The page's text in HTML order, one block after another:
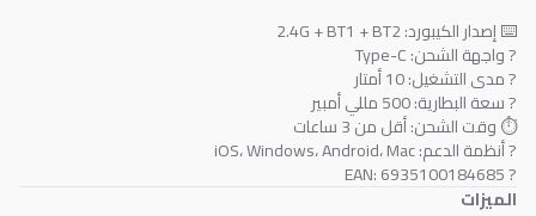
⌨️ إصدار الكيبورد: 2.4G + BT1 + BT2
? واجهة الشحن: Type-C
? مدى التشغيل: 10 أمتار
? سعة البطارية: 500 مللي أمبير
⏱️ وقت الشحن: أقل من 3 ساعات
? أنظمة الدعم: iOS، Windows، Android، Mac
? EAN: 6935100184685
الميزات